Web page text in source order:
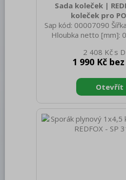
REDFOX 600
REDFOX 900
Volně stojící moduly
Nerezový program
Stolní zařízení
Sada koleček |
koleček pro
Sap kód: 00007090
Hloubka netto [mm]:
brutto [mm]: 230
230 Výška brutto [mm]:
2 408 Kč
1 990 Kč